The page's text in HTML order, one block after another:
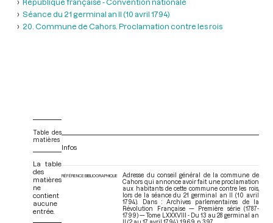
Séance du 21 germinal an II (10 avril 1794)
20. Commune de Cahors. Proclamation contre les rois
Table des
matières
La table
des
matières
ne
contient
aucune
entrée.
Infos
RÉFÉRENCE BIBLIOGRAPHIQUE
Adresse du conseil général de la commune de
Cahors qui annonce avoir fait une proclamation
aux habitants de cette commune contre les rois,
lors de la séance du 21 germinal an II (10 avril
1794). Dans : Archives parlementaires de la
Révolution Française — Première série (1787-
1799) — Tome LXXXVIII - Du 13 au 28 germinal an